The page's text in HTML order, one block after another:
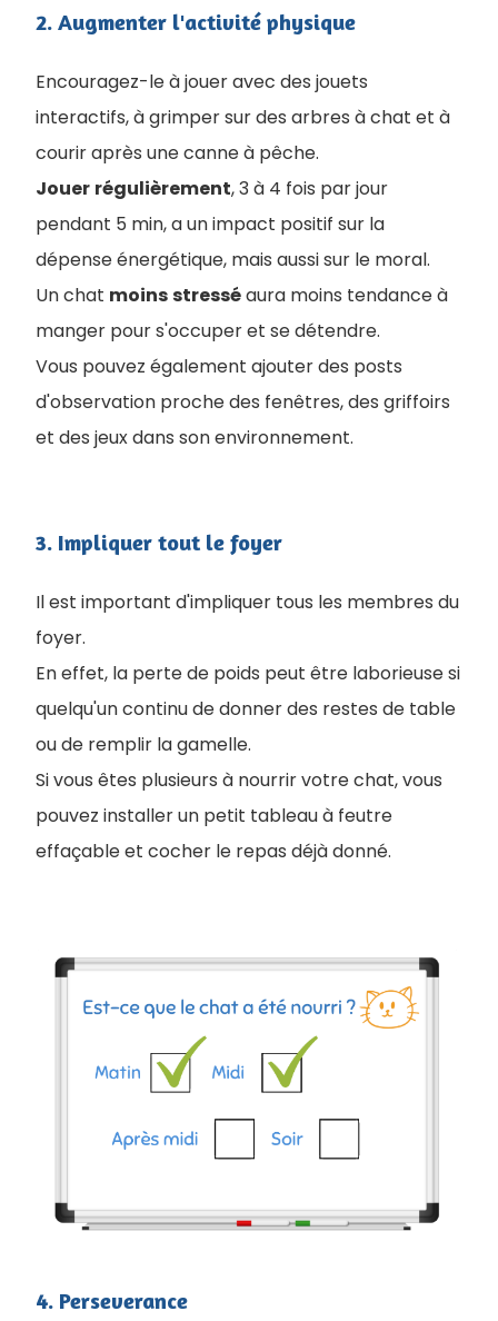
2. Augmenter l'activité physique
Encouragez-le à jouer avec des jouets
interactifs, à grimper sur des arbres à chat et à
courir après une canne à pêche.
Jouer régulièrement, 3 à 4 fois par jour
pendant 5 min, a un impact positif sur la
dépense énergétique, mais aussi sur le moral.
Un chat moinsstresséaura moins tendance à
manger pour s'occuper et se détendre.
Vous pouvez également ajouter des posts
d'observation proche des fenêtres, des griffoirs
et des jeux dans son environnement.
3. Impliquer tout le foyer
Il est important d'impliquer tous les membres du
foyer.
En effet, la perte de poids peut être laborieuse si
quelqu'un continu de donner des restes de table
ou de remplir la gamelle.
Si vous êtes plusieurs à nourrir votre chat, vous
pouvez installer un petit tableau à feutre
effaçable et cocher le repas déjà donné.
4. Perseverance